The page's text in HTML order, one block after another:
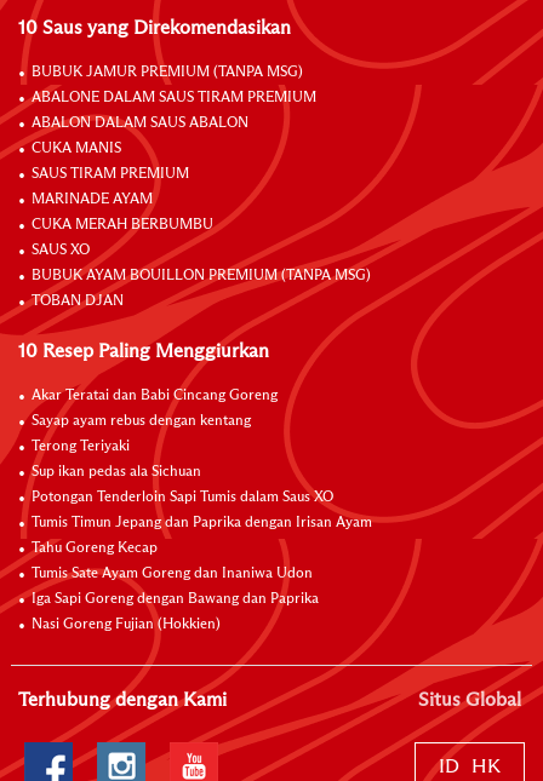
10 Saus yang Direkomendasikan
BUBUK JAMUR PREMIUM (TANPA MSG)
ABALONE DALAM SAUS TIRAM PREMIUM
ABALON DALAM SAUS ABALON
CUKA MANIS
SAUS TIRAM PREMIUM
MARINADE AYAM
CUKA MERAH BERBUMBU
SAUS XO
BUBUK AYAM BOUILLON PREMIUM (TANPA MSG)
TOBAN DJAN
10 Resep Paling Menggiurkan
Akar Teratai dan Babi Cincang Goreng
Sayap ayam rebus dengan kentang
Terong Teriyaki
Sup ikan pedas ala Sichuan
Potongan Tenderloin Sapi Tumis dalam Saus XO
Tumis Timun Jepang dan Paprika dengan Irisan Ayam
Tahu Goreng Kecap
Tumis Sate Ayam Goreng dan Inaniwa Udon
Iga Sapi Goreng dengan Bawang dan Paprika
Nasi Goreng Fujian (Hokkien)
Terhubung dengan Kami Situs Global
ID HK